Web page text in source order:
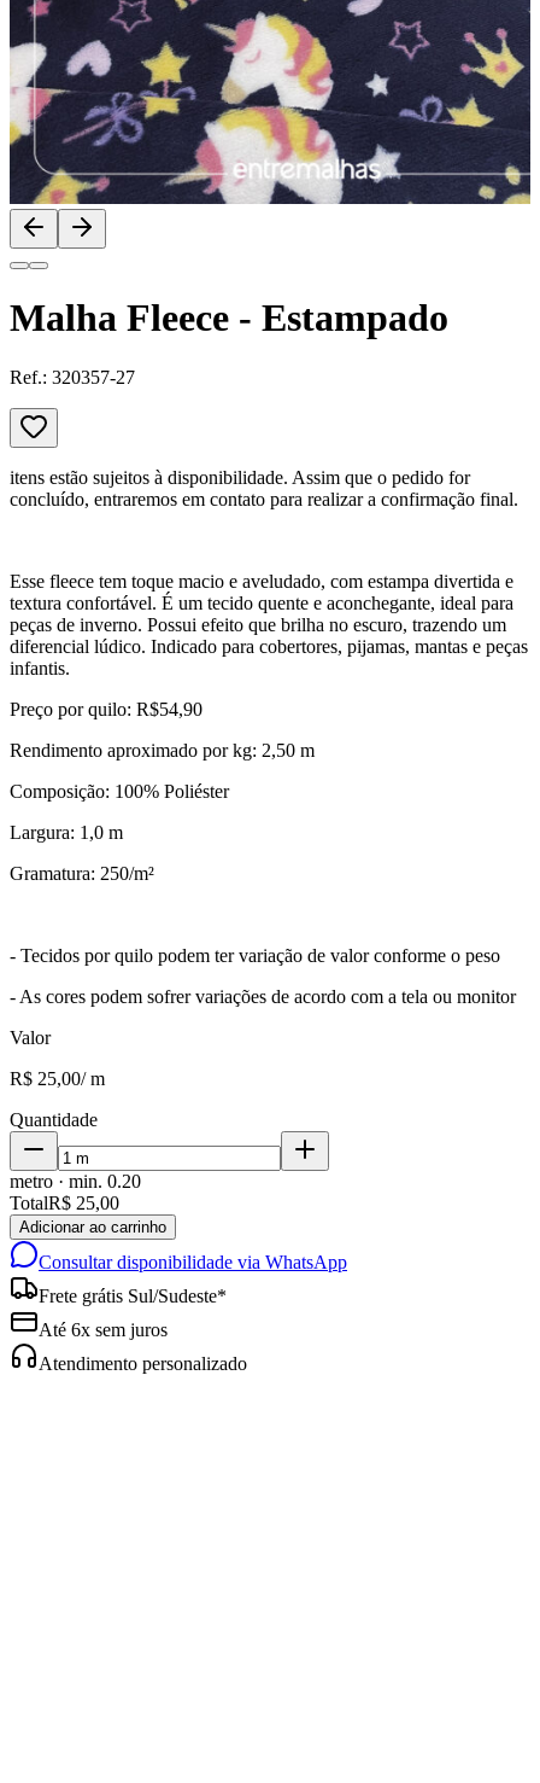
Malha Fleece - Estampado
Ref.: 320357-27
itens estão sujeitos à disponibilidade. Assim que o pedido for
concluído, entraremos em contato para realizar a confirmação final.
Esse fleece tem toque macio e aveludado, com estampa divertida e
textura confortável. É um tecido quente e aconchegante, ideal para
peças de inverno. Possui efeito que brilha no escuro, trazendo um
diferencial lúdico. Indicado para cobertores, pijamas, mantas e peças
infantis.
Preço por quilo: R$54,90
Rendimento aproximado por kg: 2,50 m
Composição: 100% Poliéster
Largura: 1,0 m
Gramatura: 250/m²
- Tecidos por quilo podem ter variação de valor conforme o peso
- As cores podem sofrer variações de acordo com a tela ou monitor
Valor
R$ 25,00/m
Quantidade
metro · min. 0.20
TotalR$ 25,00
Adicionar ao carrinho
Consultar disponibilidade via WhatsApp
Frete grátis Sul/Sudeste*
Até 6x sem juros
Atendimento personalizado